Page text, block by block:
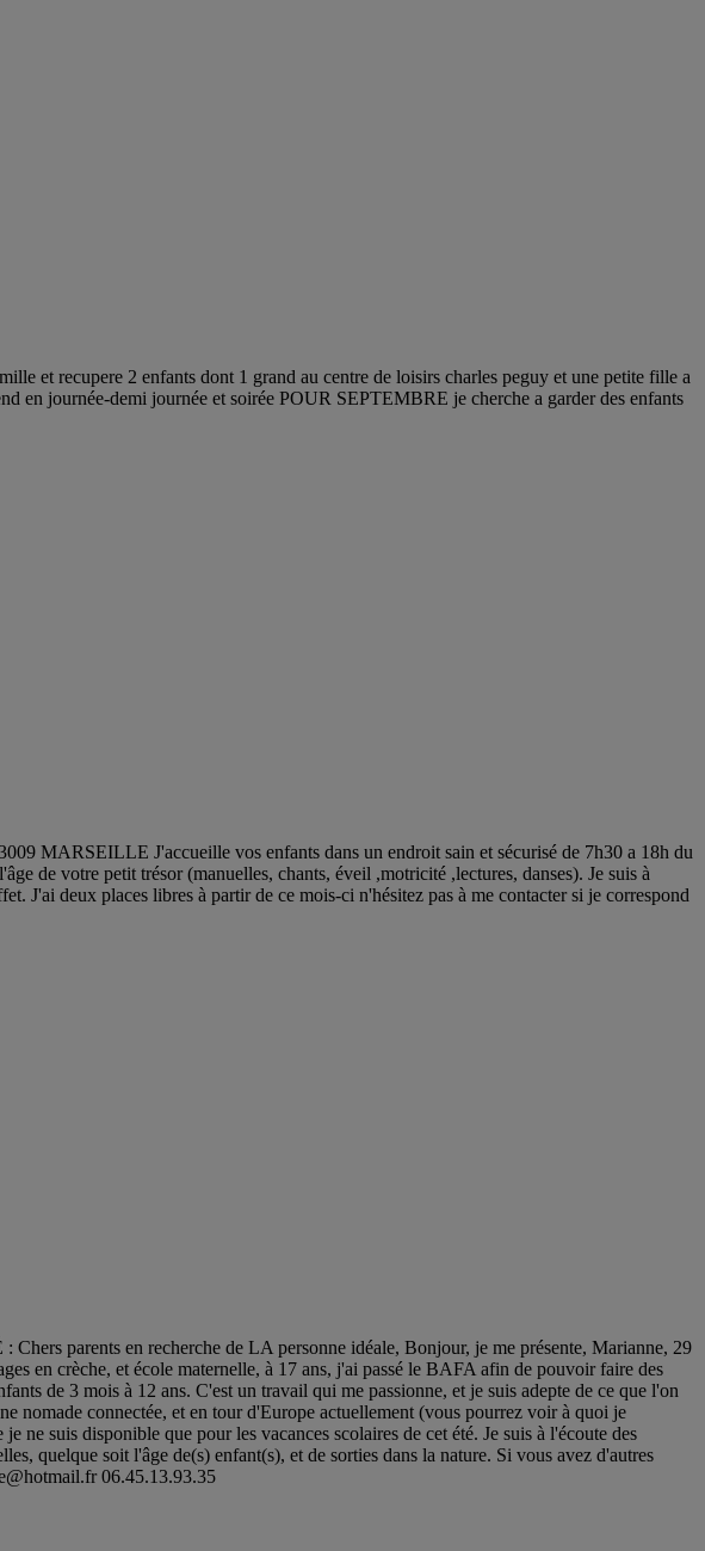
et recupere 2 enfants dont 1 grand au centre de loisirs charles peguy et une petite fille a
en journée-demi journée et soirée POUR SEPTEMBRE je cherche a garder des enfants
MARSEILLE J'accueille vos enfants dans un endroit sain et sécurisé de 7h30 a 18h du
de votre petit trésor (manuelles, chants, éveil ,motricité ,lectures, danses). Je suis à
J'ai deux places libres à partir de ce mois-ci n'hésitez pas à me contacter si je correspond
parents en recherche de LA personne idéale, Bonjour, je me présente, Marianne, 29
en crèche, et école maternelle, à 17 ans, j'ai passé le BAFA afin de pouvoir faire des
de 3 mois à 12 ans. C'est un travail qui me passionne, et je suis adepte de ce que l'on
nomade connectée, et en tour d'Europe actuellement (vous pourrez voir à quoi je
ne suis disponible que pour les vacances scolaires de cet été. Je suis à l'écoute des
quelque soit l'âge de(s) enfant(s), et de sorties dans la nature. Si vous avez d'autres
06.45.13.93.35